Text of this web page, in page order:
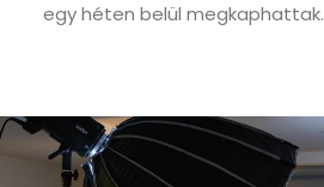
egy héten belül megkaphattak.